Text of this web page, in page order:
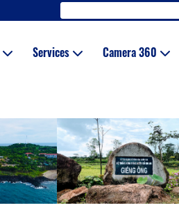
Services Camera 360